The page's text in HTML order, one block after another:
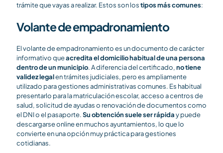
trámite que vayas a realizar. Estos son lostipos más comunes:
Volante de empadronamiento
El volante de empadronamiento es un documento de carácter
informativo queacredita el domicilio habitual de una persona
dentro de un municipio. A diferencia del certificado,no tiene
validez legalen trámites judiciales, pero es ampliamente
utilizado para gestiones administrativas comunes. Es habitual
presentarlo para la matriculación escolar, acceso a centros de
salud, solicitud de ayudas o renovación de documentos como
el DNI o el pasaporte.Su obtención suele ser rápiday puede
descargarse online en muchos ayuntamientos, lo que lo
convierte en una opción muy práctica para gestiones
cotidianas.